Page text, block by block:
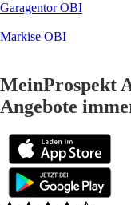
Garagentor OBI
Markise OBI
MeinProspekt
Angebote